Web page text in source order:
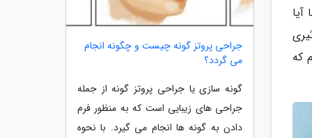
که
جراحی پروتز گونه چیست و چگونه انجام
می گردد؟
گونه سازی یا جراحی پروتز گونه از جمله
جراحی های زیبایی است که به منظور فرم
دادن به گونه ها انجام می گیرد. با نحوه